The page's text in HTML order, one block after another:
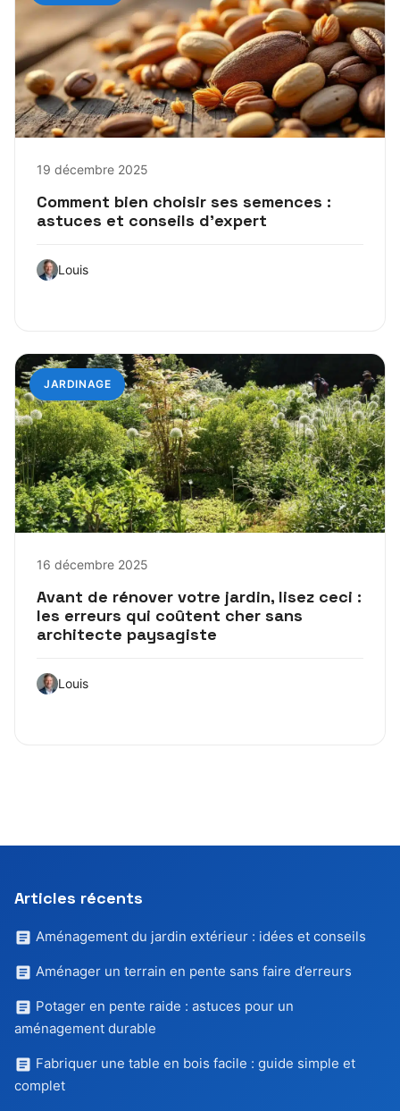
19 décembre 2025
Comment bien choisir ses semences :
astuces et conseils d’expert
Louis
JARDINAGE
16 décembre 2025
Avant de rénover votre jardin, lisez ceci :
les erreurs qui coûtent cher sans
architecte paysagiste
Louis
Articles récents
Aménagement du jardin extérieur : idées et conseils
Aménager un terrain en pente sans faire d’erreurs
Potager en pente raide : astuces pour un
aménagement durable
Fabriquer une table en bois facile : guide simple et
complet